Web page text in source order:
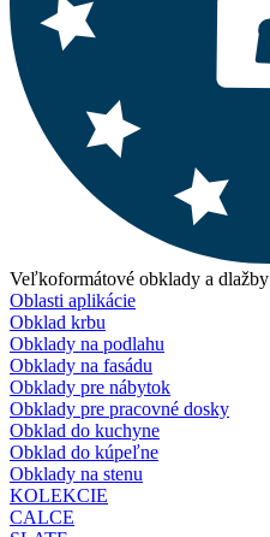
Veľkoformátové obklady a dlažby
Oblasti aplikácie
Obklad krbu
Obklady na podlahu
Obklady na fasádu
Obklady pre nábytok
Obklady pre pracovné dosky
Obklad do kuchyne
Obklad do kúpeľne
Obklady na stenu
KOLEKCIE
CALCE